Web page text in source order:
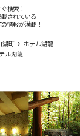
検索！
されている
情報が満載！
湖町
ホテル湖龍
ル湖龍